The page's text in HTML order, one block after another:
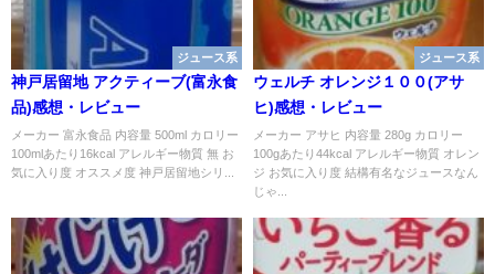
ジュース系
神戸居留地 アクティーブ(富永食
品)感想・レビュー
メーカー 富永食品 内容量 500ml カロリー
100mlあたり16kcal アレルギー物質 無 お
気に入り度 オススメ度 神戸居留地シリ...
ジュース系
ウェルチ オレンジ１００(アサ
ヒ)感想・レビュー
メーカー アサヒ 内容量 280g カロリー
100gあたり44kcal アレルギー物質 オレン
ジ お気に入り度 結構有名なジュースなん
じゃ...